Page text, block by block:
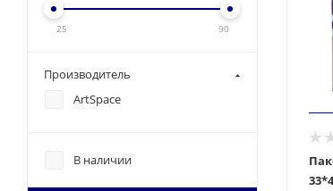
25 90
Производитель
ArtSpace
В наличии